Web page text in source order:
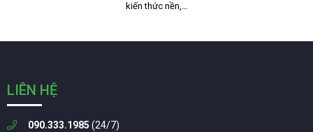
kiến thức nền,…
LIÊN HỆ
090.333.1985 (24/7)